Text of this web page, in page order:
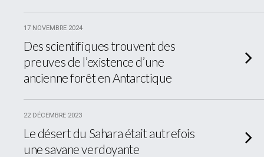
17 NOVEMBRE 2024
Des scientifiques trouvent des
preuves de l’existence d’une
ancienne forêt en Antarctique
22 DÉCEMBRE 2023
Le désert du Sahara était autrefois
une savane verdoyante